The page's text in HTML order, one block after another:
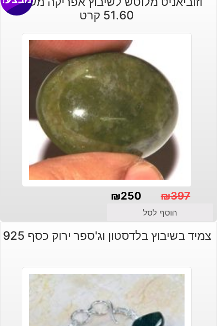
היה:
הוא:
51.60 קרט
₪397
המקורי
היה:
₪250
הנוכחי
הוא:
הוסף לסל
צמיד בשיבוץ בלדסטון וג'ספר ירוק כסף 925